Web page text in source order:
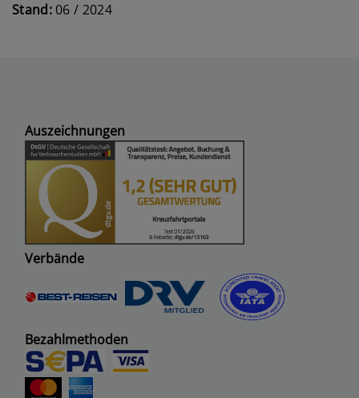
Stand:06 / 2024
Auszeichnungen
Verbände
Bezahlmethoden